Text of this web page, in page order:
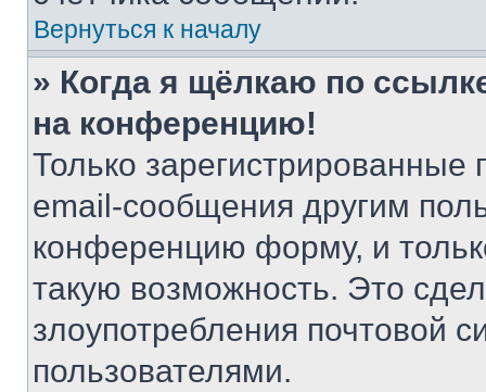
Вернуться к началу
» Когда я щёлкаю по
на конференцию!
Только зарегистрированные
email-сообщения другим
конференцию форму, и
такую возможность. Это
злоупотребления почтовой
пользователями.